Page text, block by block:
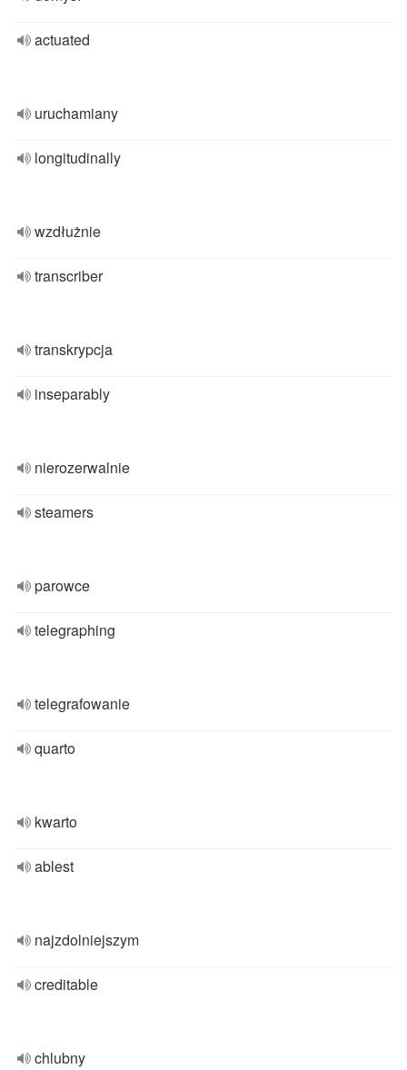
actuated
uruchamiany
longitudinally
wzdłużnie
transcriber
transkrypcja
inseparably
nierozerwalnie
steamers
parowce
telegraphing
telegrafowanie
quarto
kwarto
ablest
najzdolniejszym
creditable
chlubny